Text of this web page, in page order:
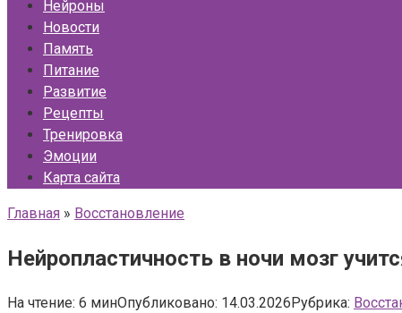
Нейроны
Новости
Память
Питание
Развитие
Рецепты
Тренировка
Эмоции
Карта сайта
Главная » Восстановление
Нейропластичность в ночи мозг
На чтение: 6 минОпубликовано: 14.03.2026Рубрика: